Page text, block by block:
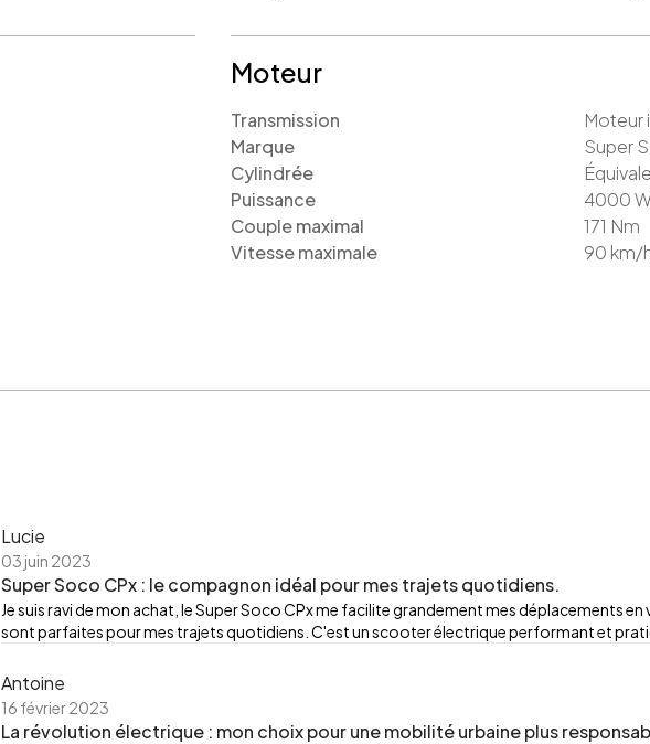
Moteur
Transmission
Moteur
Marque
Super
Cylindrée
Puissance
4000
Couple maximal
171 Nm
Vitesse maximale
90 km/
Lucie
03 juin 2023
Super Soco CPx : le compagnon idéal pour mes trajets quotidiens.
Je suis ravi de mon achat, le Super Soco CPx me facilite grandement mes déplacements
sont parfaites pour mes trajets quotidiens. C'est un scooter électrique performant et
Antoine
16 février 2023
La révolution électrique : mon choix pour une mobilité urbaine plus